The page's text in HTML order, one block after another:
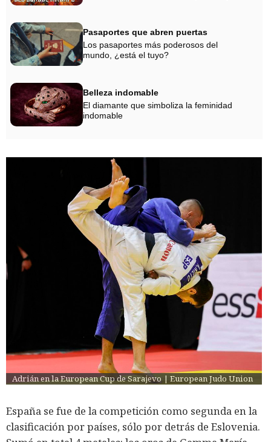
Pasaportes que abren puertas
Los pasaportes más poderosos del
mundo, ¿está el tuyo?
Belleza indomable
El diamante que simboliza la feminidad
indomable
Adrián en la European Cup de Sarajevo | European Judo Union
España se fue de la competición como segunda en la
clasificación por países, sólo por detrás de Eslovenia.